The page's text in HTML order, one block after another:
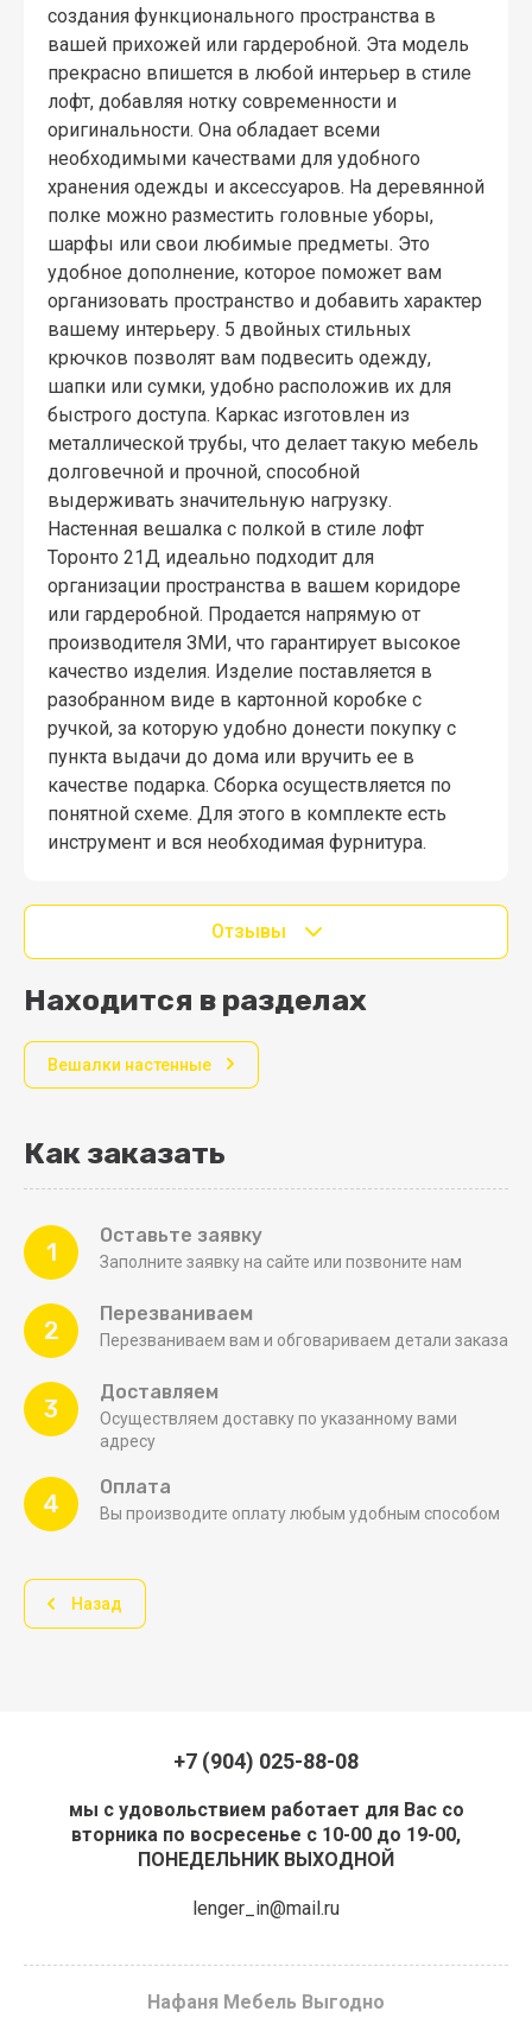
создания функционального пространства в
вашей прихожей или гардеробной. Эта модель
прекрасно впишется в любой интерьер в стиле
лофт, добавляя нотку современности и
оригинальности. Она обладает всеми
необходимыми качествами для удобного
хранения одежды и аксессуаров. На деревянной
полке можно разместить головные уборы,
шарфы или свои любимые предметы. Это
удобное дополнение, которое поможет вам
организовать пространство и добавить характер
вашему интерьеру. 5 двойных стильных
крючков позволят вам подвесить одежду,
шапки или сумки, удобно расположив их для
быстрого доступа. Каркас изготовлен из
металлической трубы, что делает такую мебель
долговечной и прочной, способной
выдерживать значительную нагрузку.
Настенная вешалка с полкой в стиле лофт
Торонто 21Д идеально подходит для
организации пространства в вашем коридоре
или гардеробной. Продается напрямую от
производителя ЗМИ, что гарантирует высокое
качество изделия. Изделие поставляется в
разобранном виде в картонной коробке с
ручкой, за которую удобно донести покупку с
пункта выдачи до дома или вручить ее в
качестве подарка. Сборка осуществляется по
понятной схеме. Для этого в комплекте есть
инструмент и вся необходимая фурнитура.
Отзывы
Находится в разделах
Вешалки настенные
Как заказать
1
Оставьте заявку
Заполните заявку на сайте или позвоните нам
2
Перезваниваем
Перезваниваем вам и обговариваем детали заказа
3
Доставляем
Осуществляем доставку по указанному вами
адресу
4
Оплата
Вы производите оплату любым удобным способом
Назад
+7 (904) 025-88-08
мы с удовольствием работает для Вас со
вторника по восресенье с 10-00 до 19-00,
ПОНЕДЕЛЬНИК ВЫХОДНОЙ
lenger_in@mail.ru
Нафаня Мебель Выгодно